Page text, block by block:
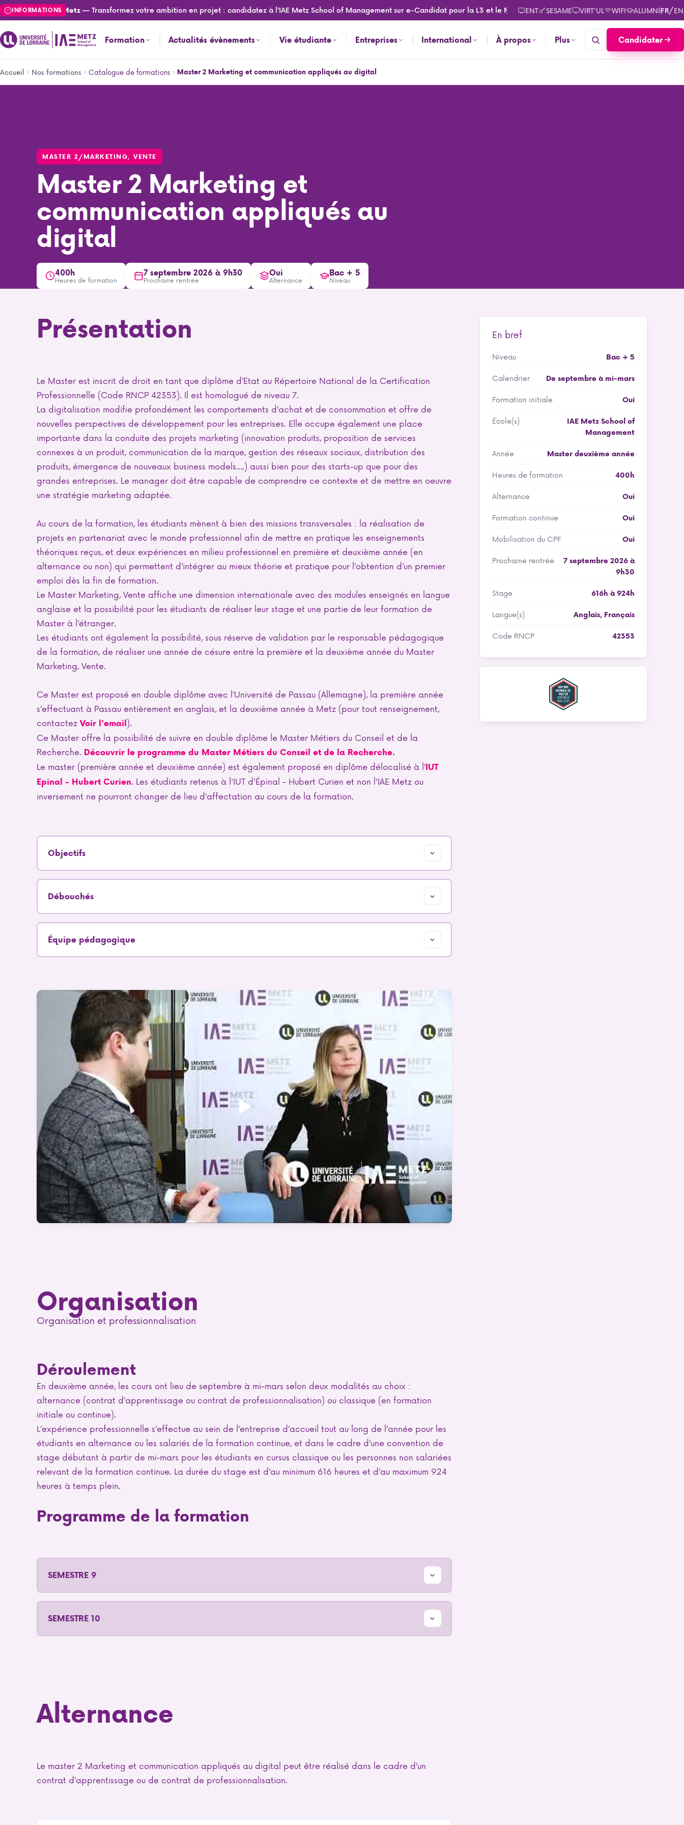
Aller
au
contenu
principal
INFORMATIONS
de l'IAE Metz — Transformez votre ambition en projet : candidatez à l’IAE Metz School of Management sur e-Candidat pour la L3 et le M2. Consultez les calendriers des rentrées pour
ENT SESAME VIRT'UL WIFI ALUMNIFR/EN
Formation Actualités évènements Vie étudiante Entreprises International À propos Plus Candidater
d'Ariane
Accueil Nos formations Catalogue de formations Master 2 Marketing et communication appliqués au digital
MASTER 2/MARKETING, VENTE
Master 2 Marketing et
communication appliqués au
digital
400h
Heures de formation
7 septembre 2026 à 9h30
Prochaine rentrée
Oui
Alternance
Bac + 5
Niveau
Présentation
Le Master est inscrit de droit en tant que diplôme d’Etat au Répertoire National de la Certification
Professionnelle (Code RNCP 42353). Il est homologué de niveau 7.
La digitalisation modifie profondément les comportements d’achat et de consommation et offre de
nouvelles perspectives de développement pour les entreprises. Elle occupe également une place
importante dans la conduite des projets marketing (innovation produits, proposition de services
connexes à un produit, communication de la marque, gestion des réseaux sociaux, distribution des
produits, émergence de nouveaux business models….) aussi bien pour des starts-up que pour des
grandes entreprises. Le manager doit être capable de comprendre ce contexte et de mettre en oeuvre
une stratégie marketing adaptée.
Au cours de la formation, les étudiants mènent à bien des missions transversales : la réalisation de
projets en partenariat avec le monde professionnel afin de mettre en pratique les enseignements
théoriques reçus, et deux expériences en milieu professionnel en première et deuxième année (en
alternance ou non) qui permettent d’intégrer au mieux théorie et pratique pour l’obtention d’un premier
emploi dès la fin de formation.
Le Master Marketing, Vente affiche une dimension internationale avec des modules enseignés en langue
anglaise et la possibilité pour les étudiants de réaliser leur stage et une partie de leur formation de
Master à l’étranger.
Les étudiants ont également la possibilité, sous réserve de validation par le responsable pédagogique
de la formation, de réaliser une année de césure entre la première et la deuxième année du Master
Marketing, Vente.
Ce Master est proposé en double diplôme avec l’Université de Passau (Allemagne), la première année
s’effectuant à Passau entièrement en anglais, et la deuxième année à Metz (pour tout renseignement,
contactezVoir l'email).
Ce Master offre la possibilité de suivre en double diplôme le Master Métiers du Conseil et de la
Recherche. Découvrir le programme du Master Métiers du Conseil et de la Recherche.
Le master (première année et deuxième année) est également proposé en diplôme délocalisé à l’IUT
Epinal - Hubert Curien. Les étudiants retenus à l'IUT d'Épinal - Hubert Curien et non l'IAE Metz ou
inversement ne pourront changer de lieu d’affectation au cours de la formation.
Objectifs
Débouchés
Équipe pédagogique
Organisation
Organisation et professionnalisation
Déroulement
En deuxième année, les cours ont lieu de septembre à mi-mars selon deux modalités au choix :
alternance (contrat d’apprentissage ou contrat de professionnalisation) ou classique (en formation
initiale ou continue).
L’expérience professionnelle s’effectue au sein de l’entreprise d’accueil tout au long de l’année pour les
étudiants en alternance ou les salariés de la formation continue, et dans le cadre d’une convention de
stage débutant à partir de mi-mars pour les étudiants en cursus classique ou les personnes non salariées
relevant de la formation continue. La durée du stage est d’au minimum 616 heures et d’au maximum 924
heures à temps plein.
Programme de la formation
SEMESTRE 9
SEMESTRE 10
Alternance
Le master 2 Marketing et communication appliqués au digital peut être réalisé dans le cadre d’un
contrat d’apprentissage ou de contrat de professionnalisation.
En bref
Niveau Bac + 5
Calendrier De septembre à mi-mars
Formation initiale Oui
École(s)
IAE Metz School of
Management
Année Master deuxième année
Heures de formation 400h
Alternance Oui
Formation continue Oui
Mobilisation du CPF Oui
Prochaine rentrée
7 septembre 2026 à
9h30
Stage 616h à 924h
Langue(s) Anglais, Français
Code RNCP 42353